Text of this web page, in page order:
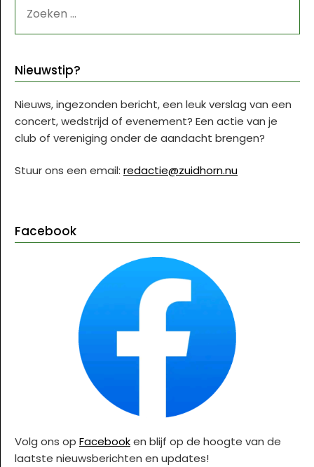
NAAR:
Nieuwstip?
Nieuws, ingezonden bericht, een leuk verslag van een
concert, wedstrijd of evenement? Een actie van je
club of vereniging onder de aandacht brengen?
Stuur ons een email: redactie@zuidhorn.nu
Facebook
Volg ons op Facebooken blijf op de hoogte van de
laatste nieuwsberichten en updates!